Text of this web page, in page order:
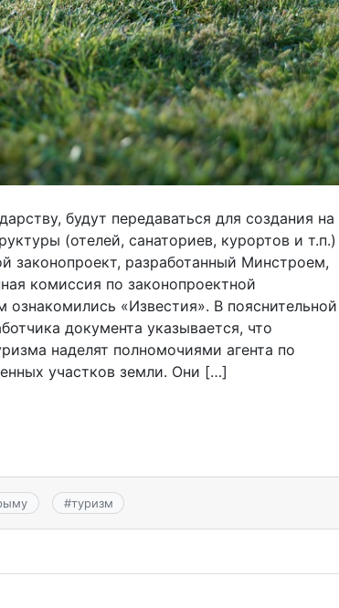
будут передаваться для создания на
(отелей, санаториев, курортов и т.п.)
законопроект, разработанный Минстроем,
комиссия по законопроектной
ознакомились «Известия». В пояснительной
документа указывается, что
наделят полномочиями агента по
участков земли. Они […]
#туризм